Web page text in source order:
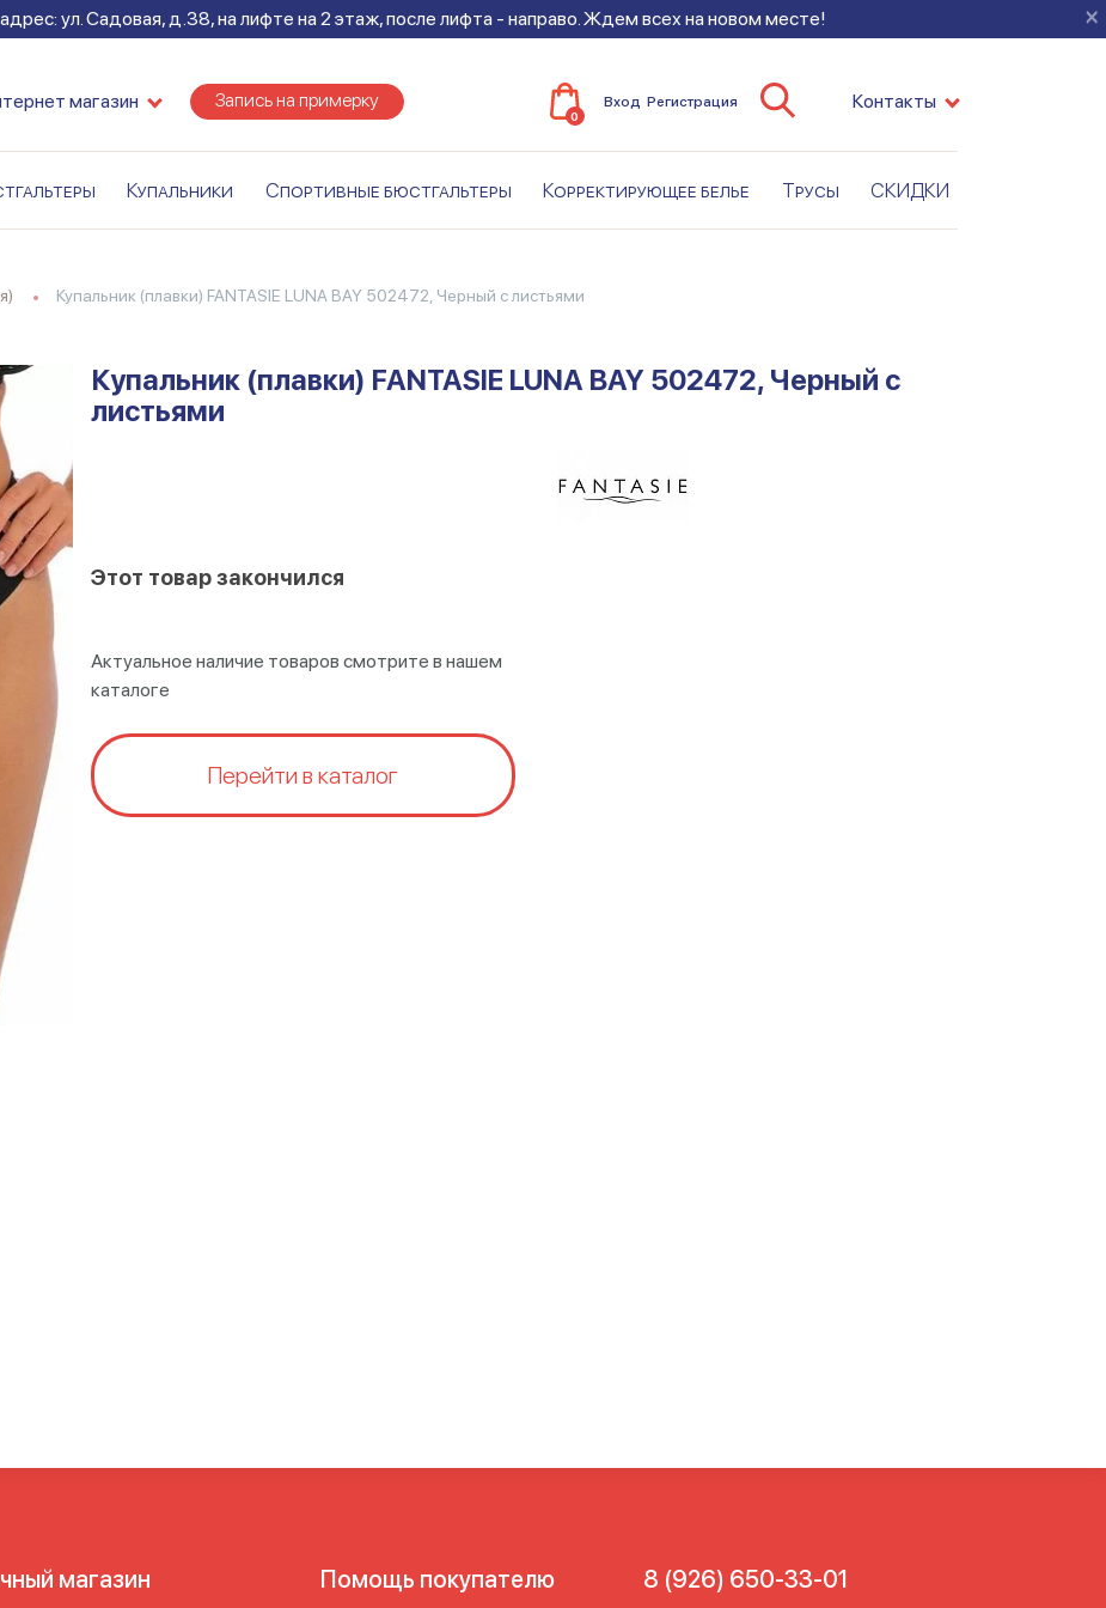
×
ул. Садовая, д.38, на лифте на 2 этаж, после лифта - направо. Ждем всех на новом месте!
магазин Запись на примерку
0
Вход Регистрация Контакты
Купальники Спортивные бюстгальтеры Корректирующее белье Трусы СКИДКИ
Купальник (плавки) FANTASIE LUNA BAY 502472, Черный с листьями
Купальник (плавки) FANTASIE LUNA BAY 502472, Черный с
листьями
Этот товар закончился
Актуальное наличие товаров смотрите в нашем
каталоге
Перейти в каталог
магазин Помощь покупателю 8 (926) 650-33-01